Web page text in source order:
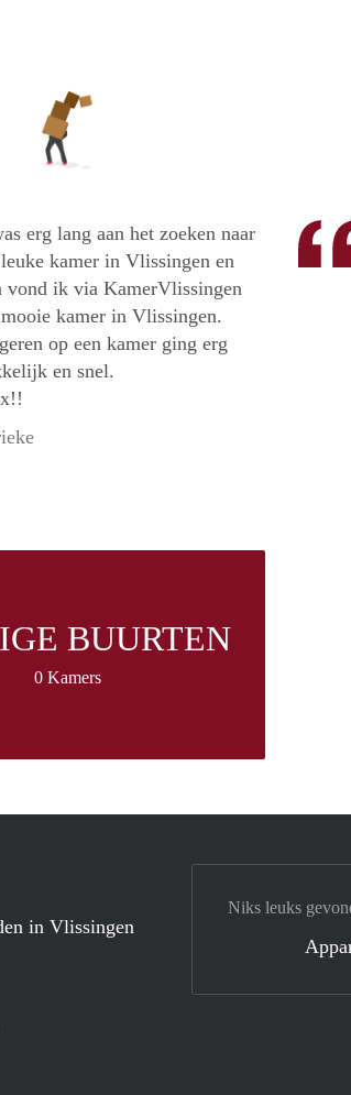
erg lang aan het zoeken naar
kamer in Vlissingen en
vond ik via KamerVlissingen
kamer in Vlissingen.
op een kamer ging erg
en snel.
BUURTEN
0 Kamers
in Vlissingen
Niks leuks